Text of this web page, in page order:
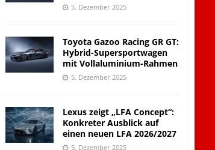
5. Dezember 2025
Toyota Gazoo Racing GR GT:
Hybrid-Supersportwagen
mit Vollaluminium-Rahmen
5. Dezember 2025
Lexus zeigt „LFA Concept“:
Konkreter Ausblick auf
einen neuen LFA 2026/2027
5. Dezember 2025